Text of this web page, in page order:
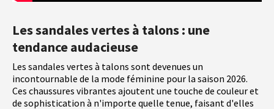
Les sandales vertes à talons : une
tendance audacieuse
Les sandales vertes à talons sont devenues un
incontournable de la mode féminine pour la saison 2026.
Ces chaussures vibrantes ajoutent une touche de couleur et
de sophistication à n'importe quelle tenue, faisant d'elles